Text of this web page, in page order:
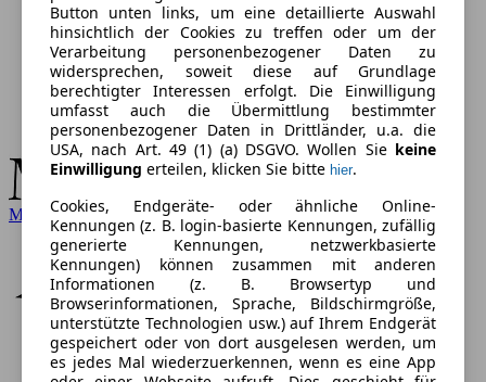
Mercedes-Benz
Button unten links, um eine detaillierte Auswahl
hinsichtlich der Cookies zu treffen oder um der
Verarbeitung personenbezogener Daten zu
widersprechen, soweit diese auf Grundlage
berechtigter Interessen erfolgt. Die Einwilligung
umfasst auch die Übermittlung bestimmter
personenbezogener Daten in Drittländer, u.a. die
USA, nach Art. 49 (1) (a) DSGVO. Wollen Sie keine
Einwilligung erteilen, klicken Sie bitte hier.
Cookies, Endgeräte- oder ähnliche Online-
Kennungen (z. B. login-basierte Kennungen, zufällig
generierte Kennungen, netzwerkbasierte
Kennungen) können zusammen mit anderen
Informationen (z. B. Browsertyp und
Browserinformationen, Sprache, Bildschirmgröße,
unterstützte Technologien usw.) auf Ihrem Endgerät
gespeichert oder von dort ausgelesen werden, um
es jedes Mal wiederzuerkennen, wenn es eine App